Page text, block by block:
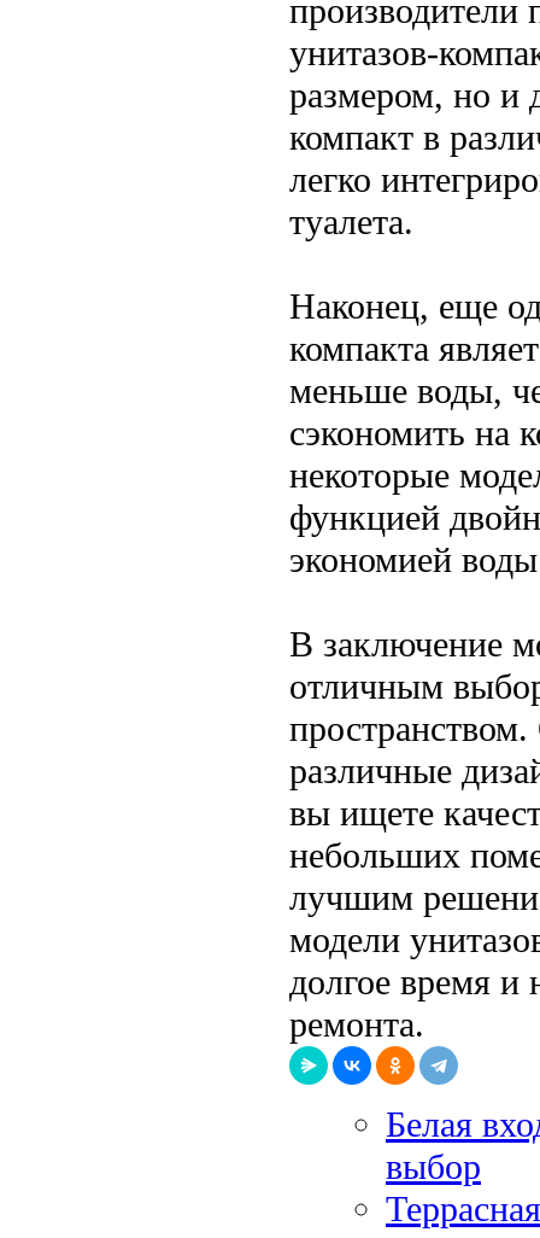
производители
унитазов-
размером, но и
компакт в
легко
туалета.
Наконец, еще
компакта
меньше воды,
сэкономить на
некоторые
функцией
экономией
В заключение
отличным
различные
вы ищете
небольших
лучшим
модели
долгое время и
ремонта.
Белая
выбор